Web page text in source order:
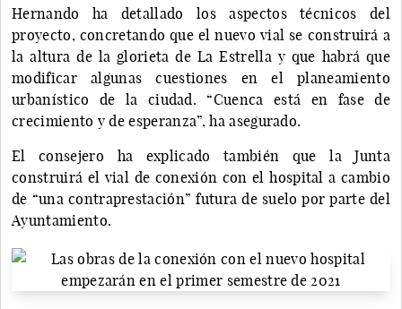
Hernando ha detallado los aspectos técnicos del
proyecto, concretando que el nuevo vial se construirá a
la altura de la glorieta de La Estrella y que habrá que
modificar algunas cuestiones en el planeamiento
urbanístico de la ciudad. “Cuenca está en fase de
crecimiento y de esperanza”, ha asegurado.
El consejero ha explicado también que la Junta
construirá el vial de conexión con el hospital a cambio
de “una contraprestación” futura de suelo por parte del
Ayuntamiento.